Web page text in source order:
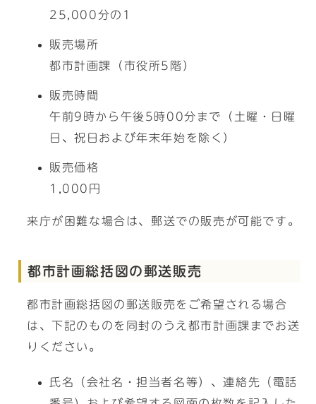
25,000分の1
販売場所
都市計画課（市役所5階）
販売時間
午前9時から午後5時00分まで（土曜・日曜
日、祝日および年末年始を除く）
販売価格
1,000円
来庁が困難な場合は、郵送での販売が可能です。
都市計画総括図の郵送販売
都市計画総括図の郵送販売をご希望される場合
は、下記のものを同封のうえ都市計画課までお送
りください。
氏名（会社名・担当者名等）、連絡先（電話